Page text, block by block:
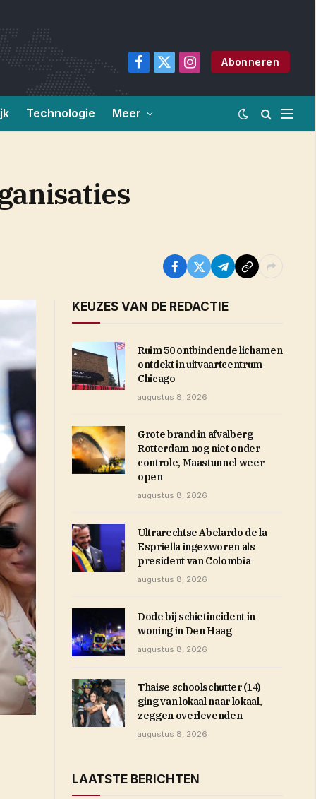
Facebook
X
Instagram
Abonneren
Technologie Meer
KEUZES VAN DE REDACTIE
Ruim 50 ontbindende lichamen
ontdekt in uitvaartcentrum
Chicago
augustus 8, 2026
Grote brand in afvalberg
Rotterdam nog niet onder
controle, Maastunnel weer
open
augustus 8, 2026
Ultrarechtse Abelardo de la
Espriella ingezworen als
president van Colombia
augustus 8, 2026
Dode bij schietincident in
woning in Den Haag
augustus 8, 2026
Thaise schoolschutter (14)
ging van lokaal naar lokaal,
zeggen overlevenden
augustus 8, 2026
LAATSTE BERICHTEN